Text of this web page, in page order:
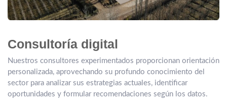
Consultoría digital
Nuestros consultores experimentados proporcionan orientación
personalizada, aprovechando su profundo conocimiento del
sector para analizar sus estrategias actuales, identificar
oportunidades y formular recomendaciones según los datos.